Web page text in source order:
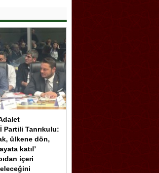
Partili Tanrıkulu:
ülkene dön,
katıl’
içeri